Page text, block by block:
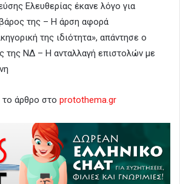
Ελευθερίας έκανε λόγο για
της – Η άρση αφορά
της ιδιότητα», απάντησε ο
της ΝΔ – Η ανταλλαγή επιστολών με
άρθρο στο protothema.gr